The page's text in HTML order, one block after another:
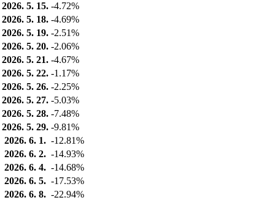
2026. 5. 15. -4.72%
2026. 5. 18. -4.69%
2026. 5. 19. -2.51%
2026. 5. 20. -2.06%
2026. 5. 21. -4.67%
2026. 5. 22. -1.17%
2026. 5. 26. -2.25%
2026. 5. 27. -5.03%
2026. 5. 28. -7.48%
2026. 5. 29. -9.81%
2026. 6. 1. -12.81%
2026. 6. 2. -14.93%
2026. 6. 4. -14.68%
2026. 6. 5. -17.53%
2026. 6. 8. -22.94%